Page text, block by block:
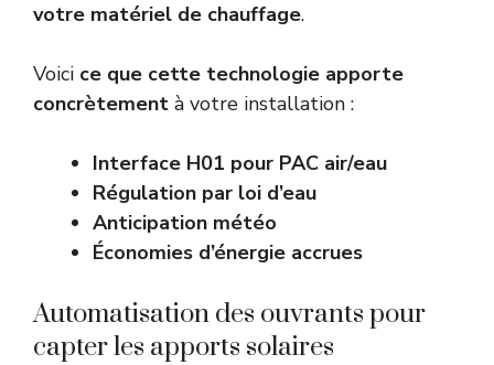
votre matériel de chauffage.
Voici ce que cette technologie apporte
concrètement à votre installation :
Interface H01 pour PAC air/eau
Régulation par loi d’eau
Anticipation météo
Économies d’énergie accrues
Automatisation des ouvrants pour
capter les apports solaires